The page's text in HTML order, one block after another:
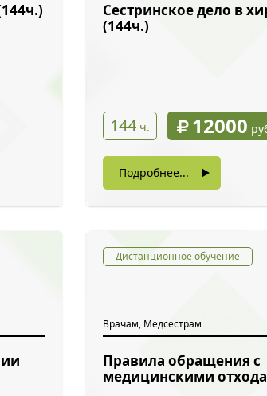
Сестринское дело в
(144ч.)
144 ч. 12000
Подробнее...
Дистанционное обучение
Врачам, Медсестрам
Правила обращения с
медицинскими